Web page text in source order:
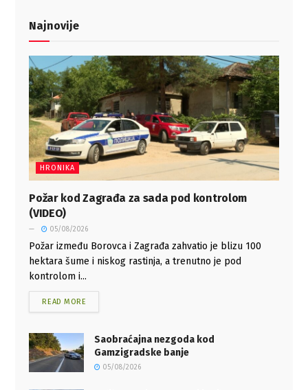
Najnovije
HRONIKA
Požar kod Zagrađa za sada pod kontrolom
(VIDEO)
05/08/2026
Požar između Borovca i Zagrađa zahvatio je blizu 100
hektara šume i niskog rastinja, a trenutno je pod
kontrolom i...
READ MORE
Saobraćajna nezgoda kod
Gamzigradske banje
05/08/2026